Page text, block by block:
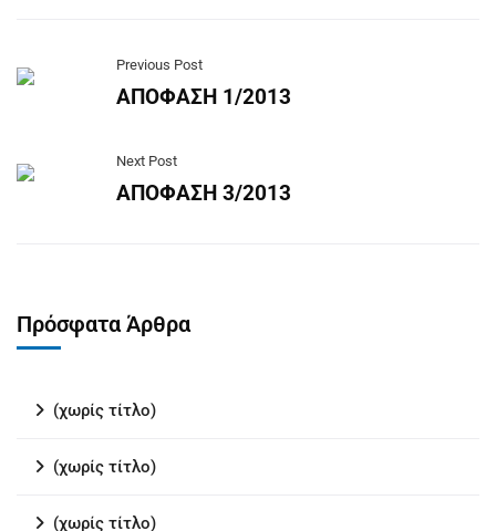
Previous Post
ΑΠΟΦΑΣΗ 1/2013
Next Post
ΑΠΟΦΑΣΗ 3/2013
Πρόσφατα Άρθρα
(χωρίς τίτλο)
(χωρίς τίτλο)
(χωρίς τίτλο)